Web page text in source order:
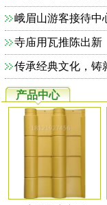
峨眉山游客接待中
寺庙用瓦推陈出新
产品中心